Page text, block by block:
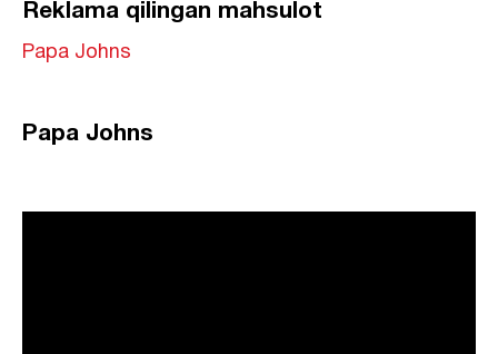
Reklama qilingan mahsulot
Papa Johns
Papa Johns